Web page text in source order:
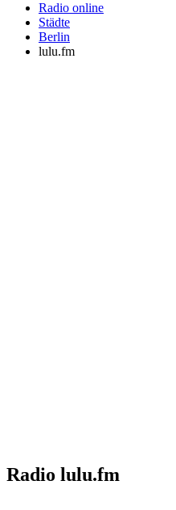
Radio online
Städte
Berlin
lulu.fm
Radio lulu.fm